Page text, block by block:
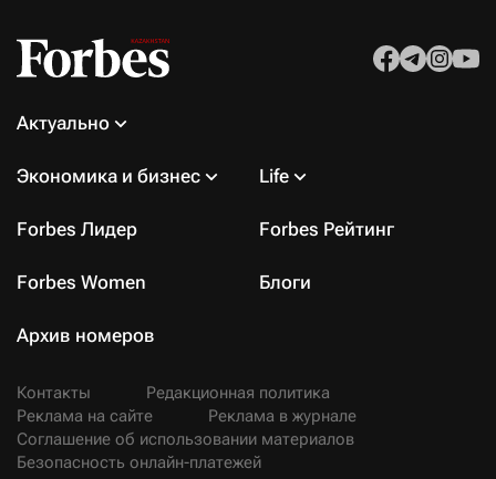
Актуально
Экономика и бизнес Life
Forbes Лидер Forbes Рейтинг
Forbes Women Блоги
Архив номеров
Контакты
Редакционная политика
Реклама на сайте
Реклама в журнале
Соглашение об использовании материалов
Безопасность онлайн-платежей